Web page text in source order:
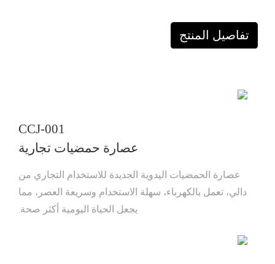
تفاصيل المنتج
CCJ-001
عصارة حمضيات تجارية
عصارة الحمضيات اليدوية الجديدة للاستخدام التجاري من
دالي، تعمل بالكهرباء، سهلة الاستخدام وسريعة العصر، مما
يجعل الحياة اليومية أكثر صحة.